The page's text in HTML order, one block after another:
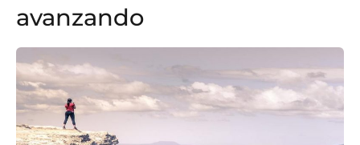
avanzando